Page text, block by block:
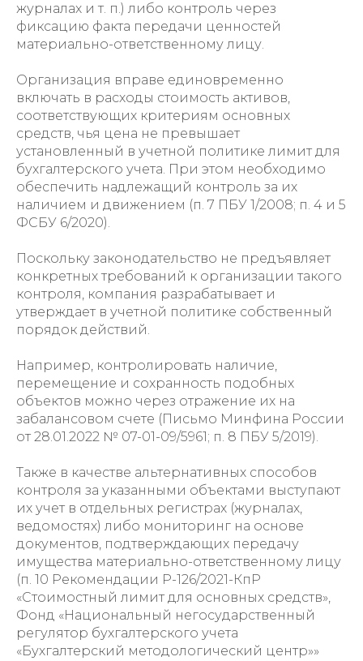
журналах и т. п.) либо контроль через
фиксацию факта передачи ценностей
материально-ответственному лицу.
Организация вправе единовременно
включать в расходы стоимость активов,
соответствующих критериям основных
средств, чья цена не превышает
установленный в учетной политике лимит для
бухгалтерского учета. При этом необходимо
обеспечить надлежащий контроль за их
наличием и движением (п. 7 ПБУ 1/2008; п. 4 и 5
ФСБУ 6/2020).
Поскольку законодательство не предъявляет
конкретных требований к организации такого
контроля, компания разрабатывает и
утверждает в учетной политике собственный
порядок действий.
Например, контролировать наличие,
перемещение и сохранность подобных
объектов можно через отражение их на
забалансовом счете (Письмо Минфина России
от 28.01.2022 № 07-01-09/5961; п. 8 ПБУ 5/2019).
Также в качестве альтернативных способов
контроля за указанными объектами выступают
их учет в отдельных регистрах (журналах,
ведомостях) либо мониторинг на основе
документов, подтверждающих передачу
имущества материально-ответственному лицу
(п. 10 Рекомендации Р-126/2021-КпР
«Стоимостный лимит для основных средств»,
Фонд «Национальный негосударственный
регулятор бухгалтерского учета
«Бухгалтерский методологический центр»»